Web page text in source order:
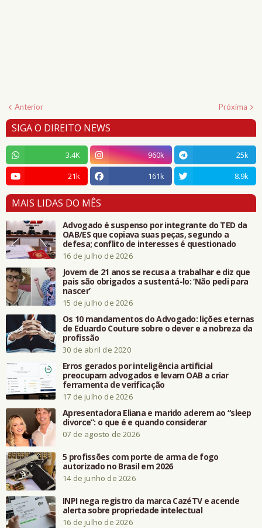
Anterior Próxima
SIGA O DIREITO NEWS
3.4K 960k
25k
21k
161k 8.9k
MAIS LIDAS DO MÊS
Advogado é suspenso por integrante do TED da
OAB/ES que copiava suas peças, segundo a
defesa; conflito de interesses é questionado
16 de julho de 2026
Jovem de 21 anos se recusa a trabalhar e diz que
pais são obrigados a sustentá-lo: ‘Não pedi para
nascer’
15 de julho de 2026
Os 10 mandamentos do Advogado: lições eternas
de Eduardo Couture sobre o dever e a nobreza da
profissão
30 de abril de 2020
Erros gerados por inteligência artificial
preocupam advogados e levam OAB a criar
ferramenta de verificação
17 de julho de 2026
Apresentadora Eliana e marido aderem ao “sleep
divorce”: o que é e quando considerar
07 de agosto de 2026
5 profissões com porte de arma de fogo
autorizado no Brasil em 2026
14 de junho de 2026
INPI nega registro da marca CazéTV e acende
alerta sobre propriedade intelectual
16 de julho de 2026